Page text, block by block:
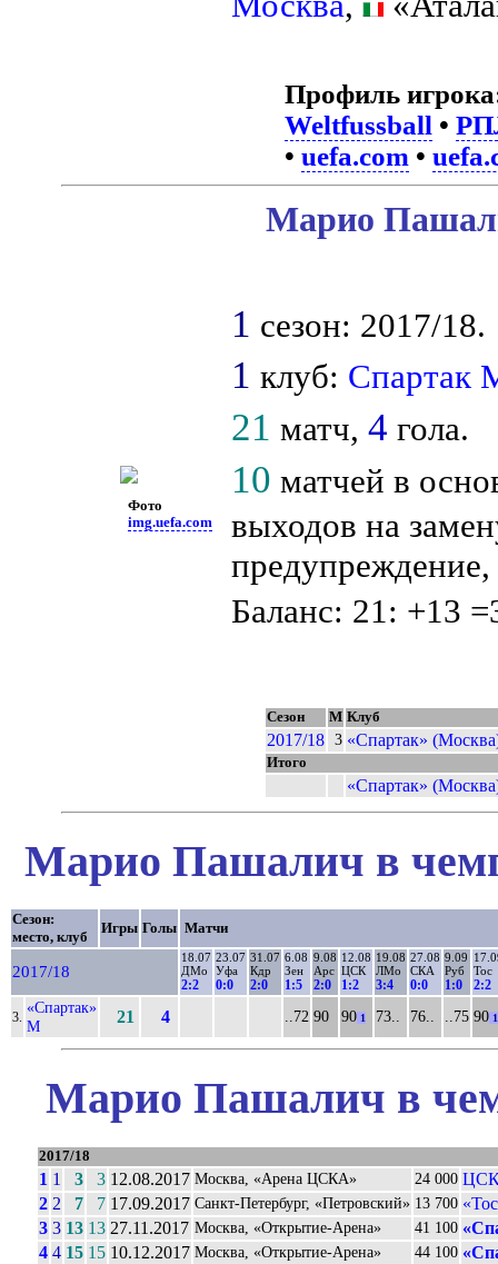
Профиль
Weltfussball •
• uefa.com •
Фото
img.uefa.com
Марио
1 сезон: 2017/18.
1 клуб: Спартак
21 матч,4 гола.
10 матчей в
выходов на
предупреждение,
Баланс: 21: +13
Сезон М Клуб
2017/18 3 «Спартак»
Итого
«Спартак»
Марио Пашалич в
Сезон:
место, клуб
Игры Голы Матчи
2017/18
18.07
ДМо
2:2
23.07
Уфа
0:0
31.07
Кдр
2:0
6.08
Зен
1:5
9.08
Арс
2:0
12.08
ЦСК
1:2
19.08
ЛМо
3:4
27.08
СКА
0:0
9.09
Руб
1:0
Тос
2:2
3.
«Спартак»
М
21 4 ..72 90 90 1 73.. 76.. ..75 90 1
Марио Пашалич в
2017/18
1 1 3 3 12.08.2017 Москва, «Арена ЦСКА» 24 000
2 2 7 7 17.09.2017 Санкт-Петербург, «Петровский» 13 700
3 3 13 13 27.11.2017 Москва, «Открытие-Арена» 41 100
4 4 15 15 10.12.2017 Москва, «Открытие-Арена» 44 100